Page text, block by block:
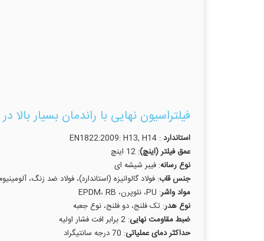
فیلتراسیون نهایی با راندمان بسیار بالا
استاندارد: EN1822:2009: H13, H14
عمق فیلتر (اینچ): 12 اینچ
نوع رسانه: فیبر شیشه ای
جنس قاب: فولاد گالوانیزه (استاندارد)، فولاد ضد زنگ،
مواد واشر: PU، نئوپرن، EPDM، RB
نوع هدر: تک فلنج، دو فلنج، نوع جعبه
ضبط مقاومت نهایی: 2 برابر افت فشار اولیه
حداکثر دمای عملیاتی: 70 درجه سانتیگراد